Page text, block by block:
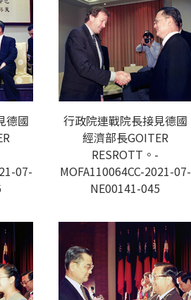
德國
07-
行政院連戰院長接見德國
經濟部長GOITER
RESROTT。-
MOFA110064CC-2021-07-
NE00141-045